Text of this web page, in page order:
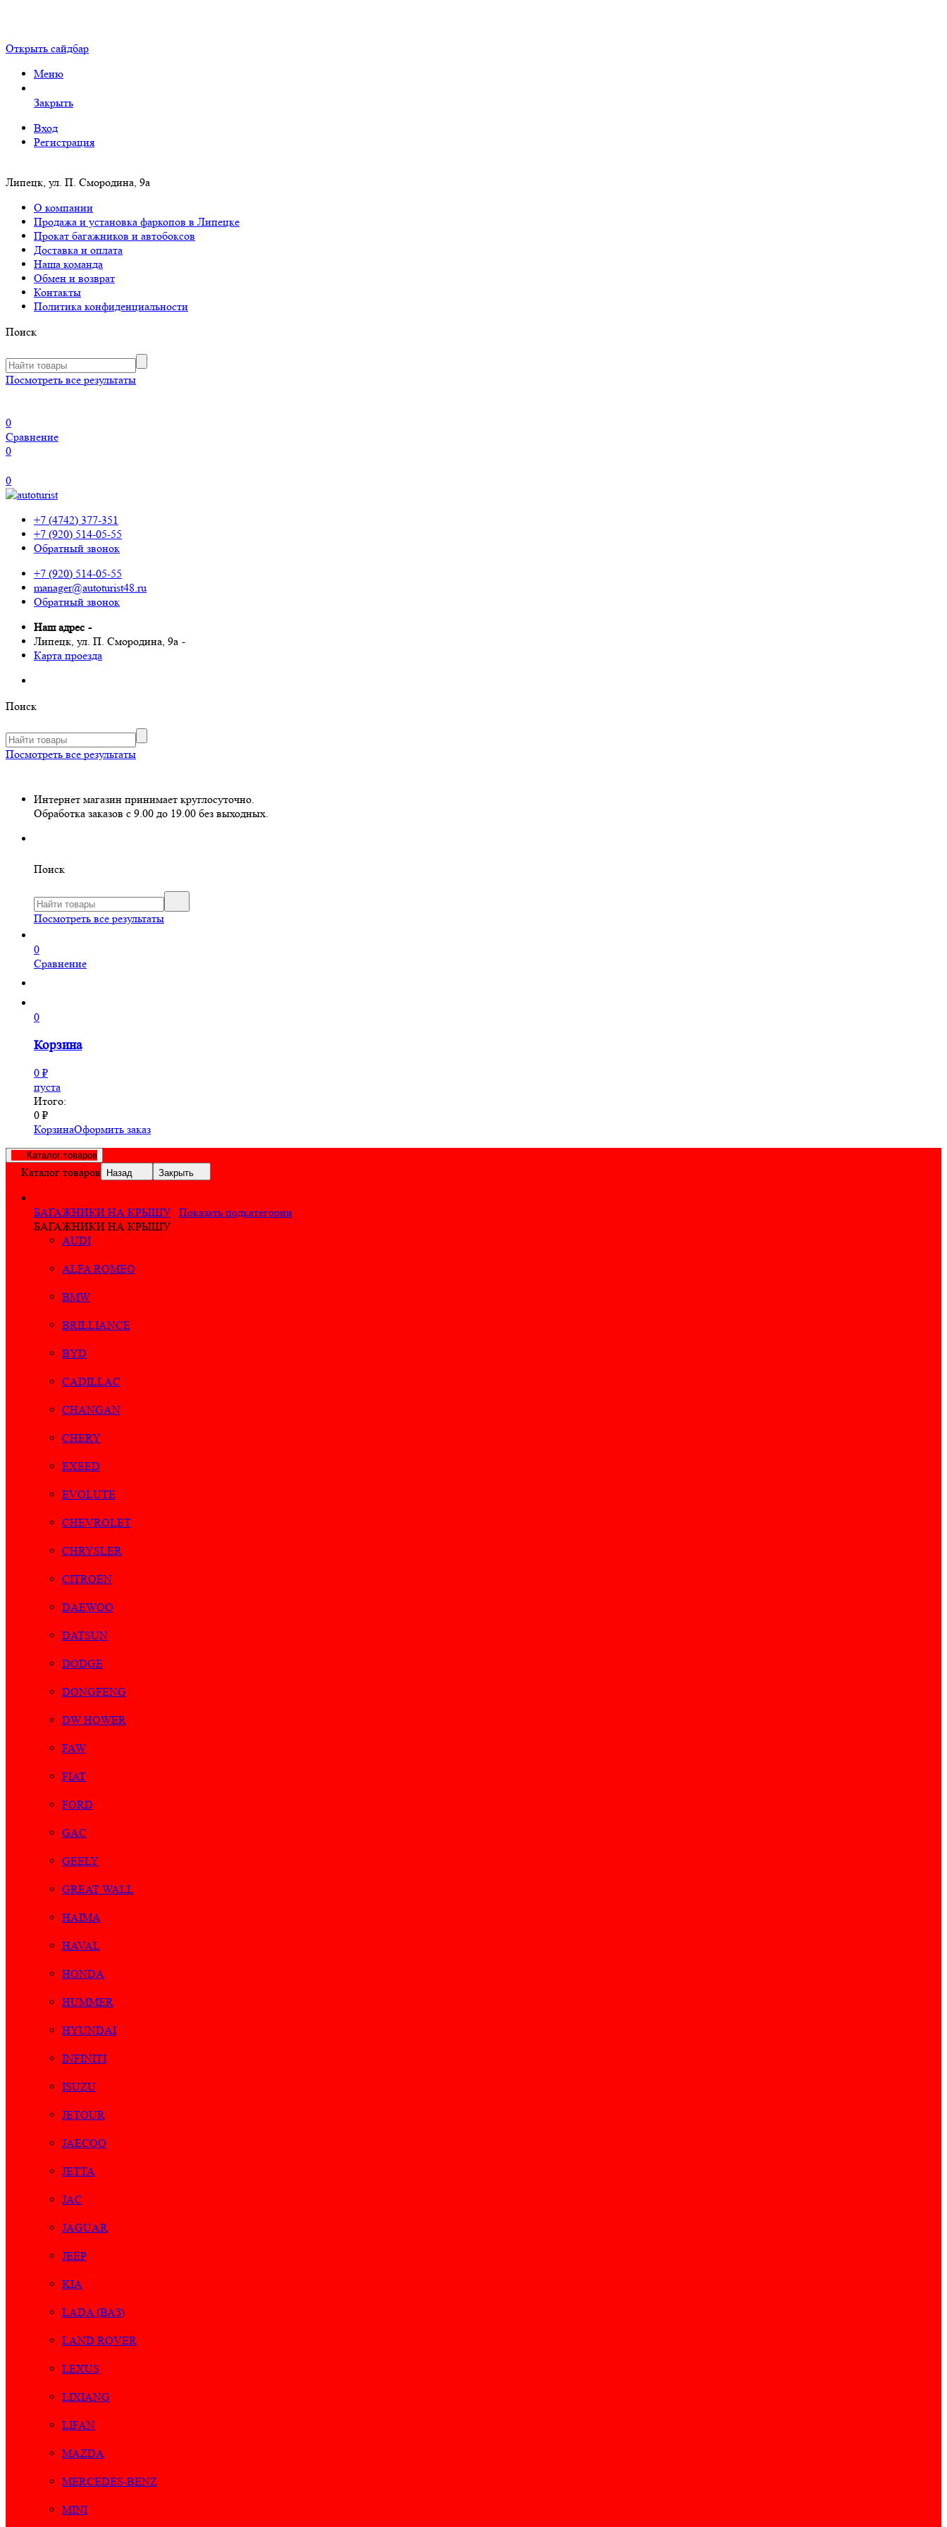
Открыть сайдбар
Меню
Закрыть
Вход
Регистрация
Липецк, ул. П. Смородина, 9а
О компании
Продажа и установка фаркопов в Липецке
Прокат багажников и автобоксов
Доставка и оплата
Наша команда
Обмен и возврат
Контакты
Политика конфиденциальности
Поиск
Посмотреть все результаты
0
Сравнение
0
0
+7 (4742) 377-351
+7 (920) 514-05-55
Обратный звонок
+7 (920) 514-05-55
manager@autoturist48.ru
Обратный звонок
Наш адрес -
Липецк, ул. П. Смородина, 9а -
Карта проезда
Поиск
Посмотреть все результаты
Интернет магазин принимает круглосуточно.
Обработка заказов с 9.00 до 19.00 без выходных.
Поиск
Посмотреть все результаты
0
Сравнение
0
Корзина
0 ₽
пуста
Итого:
0 ₽
КорзинаОформить заказ
Каталог товаров
Каталог товаров Назад Закрыть
БАГАЖНИКИ НА КРЫШУ
Показать подкатегории
БАГАЖНИКИ НА КРЫШУ
AUDI
ALFA ROMEO
BMW
BRILLIANCE
BYD
CADILLAC
CHANGAN
CHERY
EXEED
EVOLUTE
CHEVROLET
CHRYSLER
CITROEN
DAEWOO
DATSUN
DODGE
DONGFENG
DW HOWER
FAW
FIAT
FORD
GAC
GEELY
GREAT WALL
HAIMA
HAVAL
HONDA
HUMMER
HYUNDAI
INFINITI
ISUZU
JETOUR
JAECOO
JETTA
JAC
JAGUAR
JEEP
KIA
LADA (ВАЗ)
LAND ROVER
LEXUS
LIXIANG
LIFAN
MAZDA
MERCEDES-BENZ
MINI